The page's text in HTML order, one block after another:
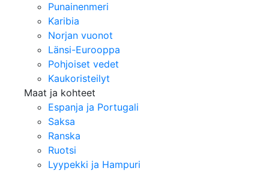
Punainenmeri
Karibia
Norjan vuonot
Länsi-Eurooppa
Pohjoiset vedet
Kaukoristeilyt
Maat ja kohteet
Espanja ja Portugali
Saksa
Ranska
Ruotsi
Lyypekki ja Hampuri